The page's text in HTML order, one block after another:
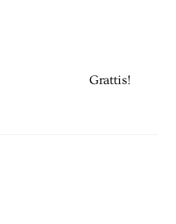
Grattis!